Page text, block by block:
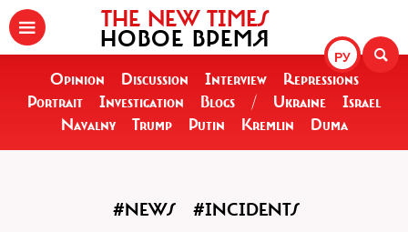
РУ
THE NEW TIMES
НОВОЕ ВРЕМЯ
Opinion Discussion Interview
Repressions
Portrait
Investigation Blogs / Ukraine
Israel
Navalny
Trump Putin Kremlin Duma
#NEWS #INCIDENTS